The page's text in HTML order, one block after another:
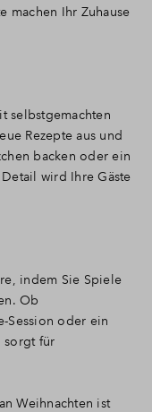
machen Ihr Zuhause
selbstgemachten
Rezepte aus und
backen oder ein
wird Ihre Gäste
indem Sie Spiele
Ob
Session oder ein
sorgt für
Weihnachten ist